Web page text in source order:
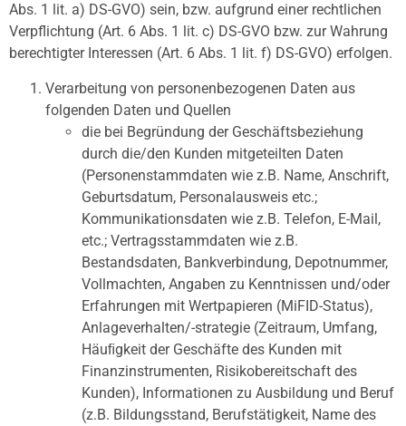
Abs. 1 lit. a) DS-GVO) sein, bzw. aufgrund einer rechtlichen
Verpflichtung (Art. 6 Abs. 1 lit. c) DS-GVO bzw. zur Wahrung
berechtigter Interessen (Art. 6 Abs. 1 lit. f) DS-GVO) erfolgen.
Verarbeitung von personenbezogenen Daten aus
folgenden Daten und Quellen
die bei Begründung der Geschäftsbeziehung
durch die/den Kunden mitgeteilten Daten
(Personenstammdaten wie z.B. Name, Anschrift,
Geburtsdatum, Personalausweis etc.;
Kommunikationsdaten wie z.B. Telefon, E-Mail,
etc.; Vertragsstammdaten wie z.B.
Bestandsdaten, Bankverbindung, Depotnummer,
Vollmachten, Angaben zu Kenntnissen und/oder
Erfahrungen mit Wertpapieren (MiFID-Status),
Anlageverhalten/-strategie (Zeitraum, Umfang,
Häuﬁgkeit der Geschäfte des Kunden mit
Finanzinstrumenten, Risikobereitschaft des
Kunden), Informationen zu Ausbildung und Beruf
(z.B. Bildungsstand, Berufstätigkeit, Name des